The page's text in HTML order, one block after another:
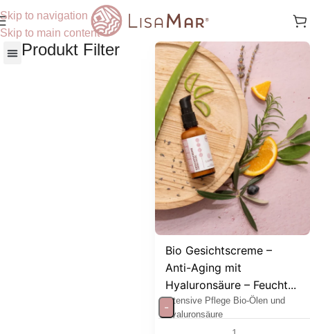
Skip to navigation
Skip to main content
Produkt Filter
Bio Gesichtscreme –
Anti-Aging mit
Hyaluronsäure – Feucht...
Intensive Pflege Bio-Ölen und
Hyaluronsäure
-